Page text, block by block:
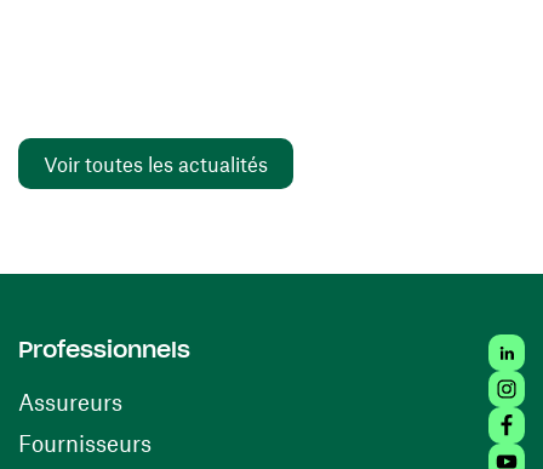
Voir toutes les actualités
Professionnels
Assureurs
Fournisseurs(ouvre une nouvelle fenêtre)